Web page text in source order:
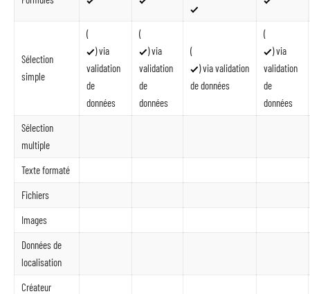
Sélection
simple
(
) via
validation
de
données
(
) via
validation
de
données
(
) via validation
de données
(
) via
validation
de
données
Sélection
multiple
Texte formaté
Fichiers
Images
Données de
localisation
Créateur